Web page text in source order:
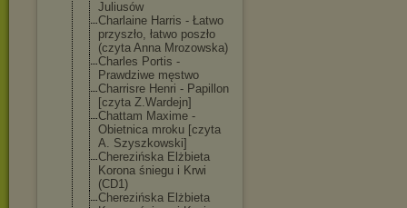
Juliusów
Charlaine Harris - Łatwo
przyszło, łatwo poszło
(czyta Anna Mrozowska)
Charles Portis -
Prawdziwe męstwo
Charrisre Henri - Papillon
[czyta Z.Wardejn]
Chattam Maxime -
Obietnica mroku [czyta
A. Szyszkowski]
Cherezińska Elżbieta
Korona śniegu i Krwi
(CD1)
Cherezińska Elżbieta